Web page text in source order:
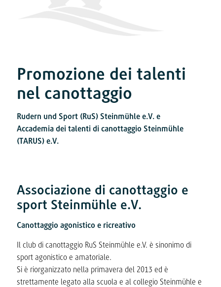
Promozione dei talenti
nel canottaggio
Rudern und Sport (RuS) Steinmühle e.V. e
Accademia dei talenti di canottaggio Steinmühle
(TARUS) e.V.
Associazione di canottaggio e
sport Steinmühle e.V.
Canottaggio agonistico e ricreativo
Il club di canottaggio RuS Steinmühle e.V. è sinonimo di
sport agonistico e amatoriale.
Si è riorganizzato nella primavera del 2013 ed è
strettamente legato alla scuola e al collegio Steinmühle e